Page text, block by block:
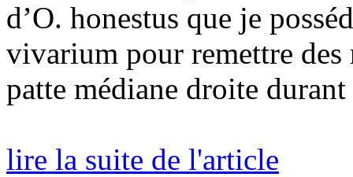
d’O. honestus que je
vivarium pour remettre des
patte médiane droite
lire la suite de l'article